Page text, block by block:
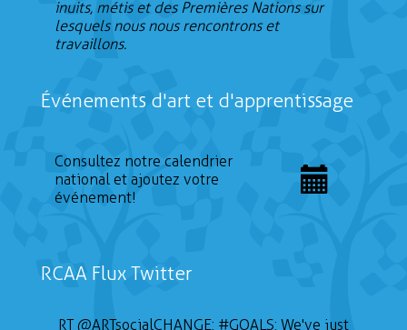
inuits, métis et des Premières Nations sur
lesquels nous nous rencontrons et
travaillons.
Événements d'art et d'apprentissage
Consultez notre calendrier
national et ajoutez votre
événement!
RCAA Flux Twitter
RT@ARTsocialCHANGE: #GOALS: We've just